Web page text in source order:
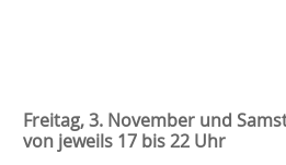
Freitag, 3. November und
von jeweils 17 bis 22 Uhr